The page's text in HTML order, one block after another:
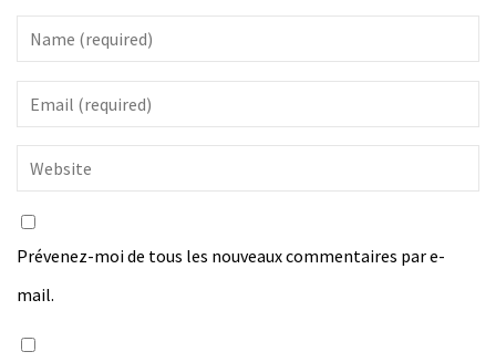
Prévenez-moi de tous les nouveaux commentaires par e-
mail.